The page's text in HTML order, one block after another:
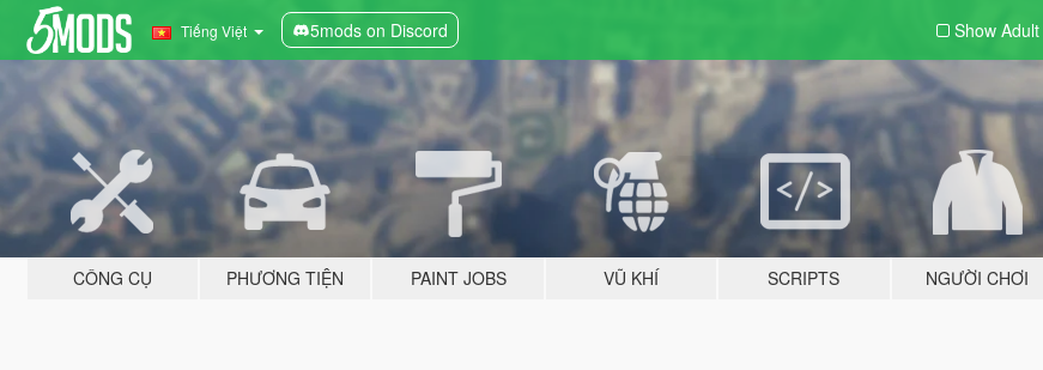
Tiếng Việt 5mods on Discord Show Adult
CÔNG CỤ PHƯƠNG TIỆN PAINT JOBS VŨ KHÍ SCRIPTS NGƯỜI CHƠI